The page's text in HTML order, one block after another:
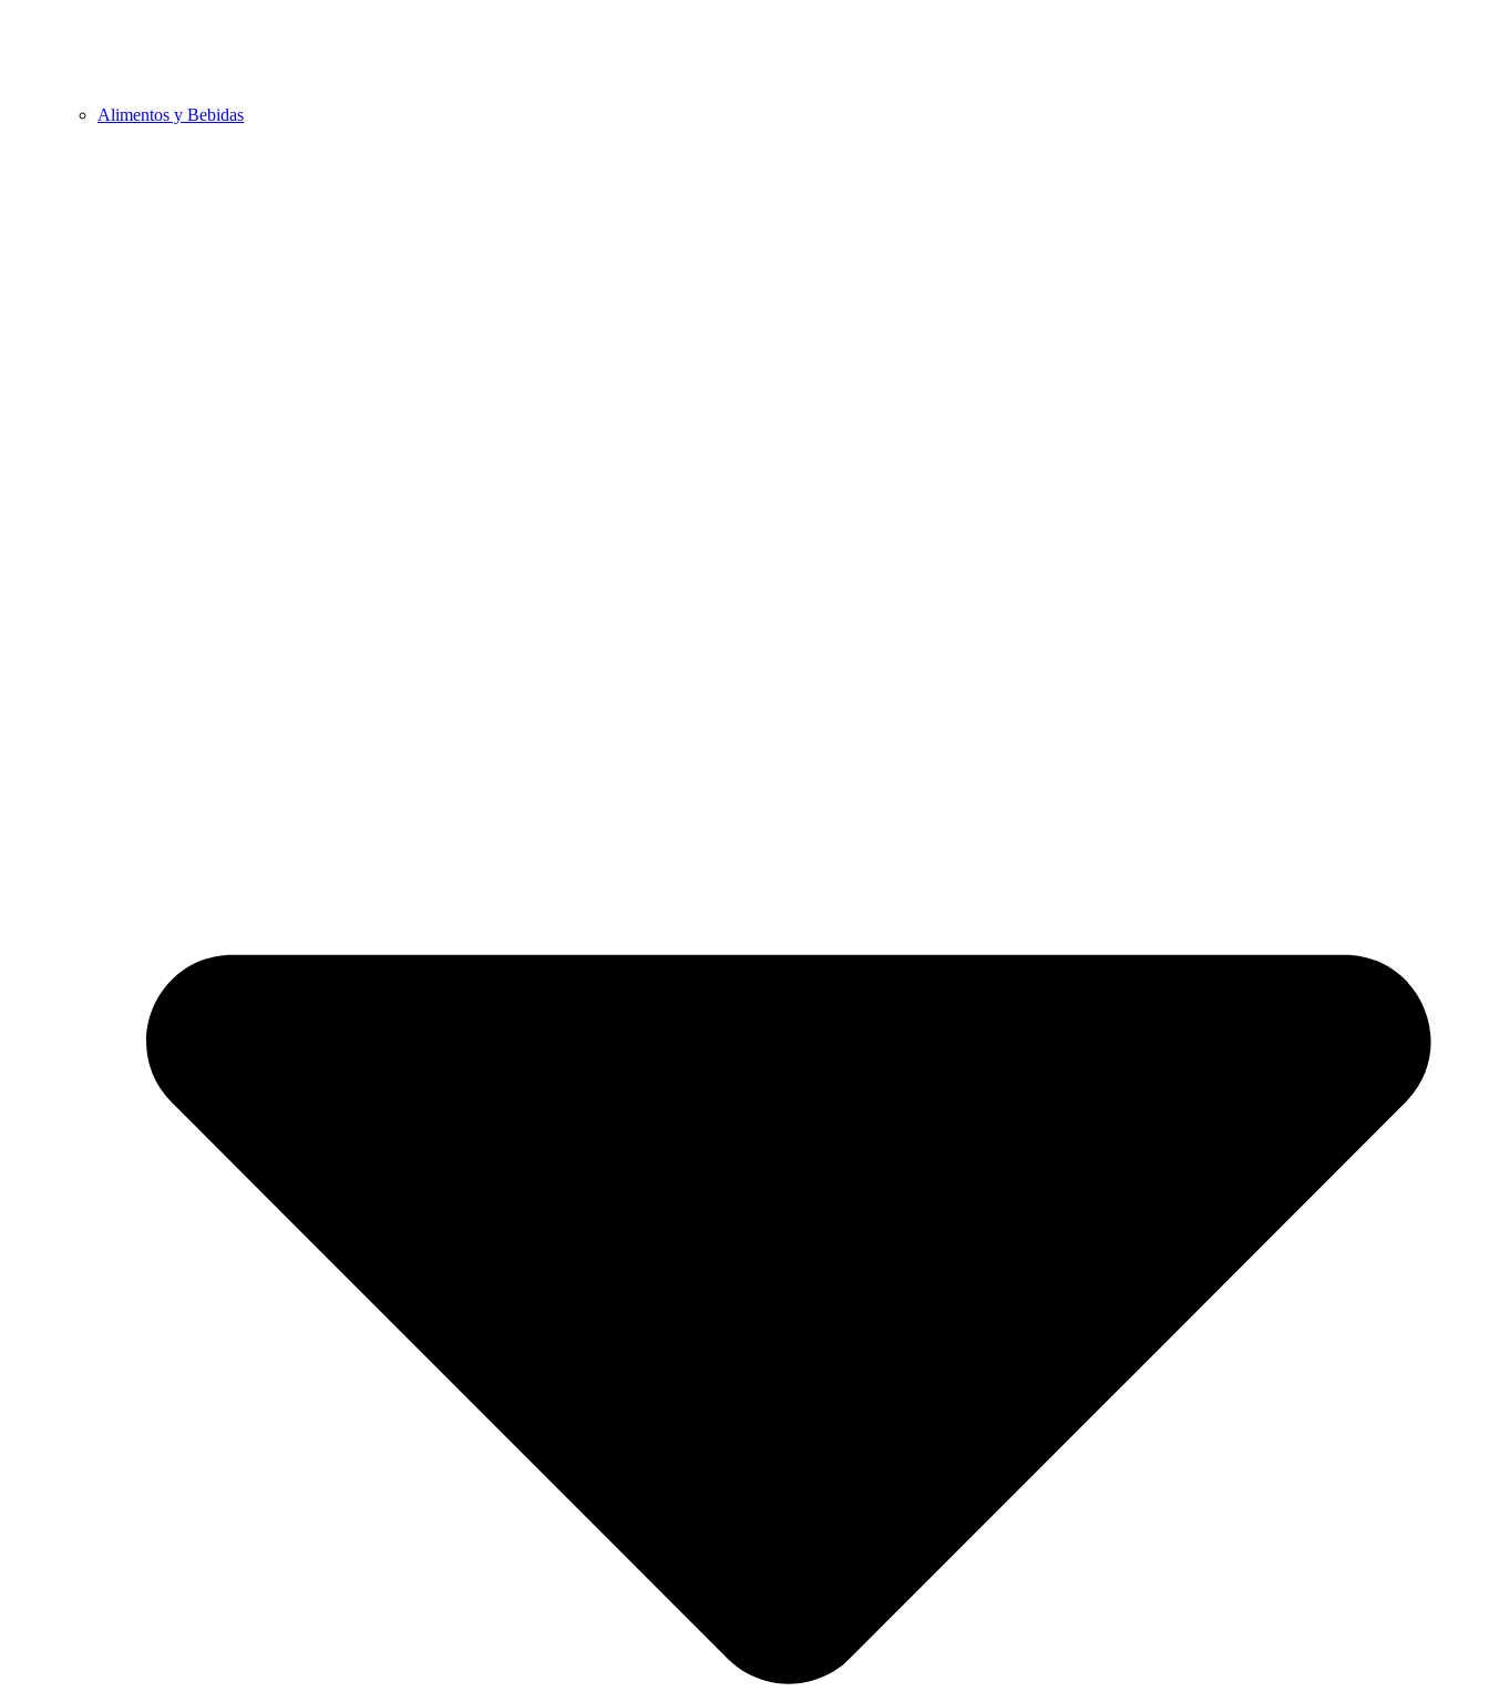
Alimentos y Bebidas